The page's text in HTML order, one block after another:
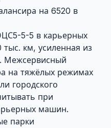
на 6520 в
5-5 в карьерных
тыс. км, усиленная из
Межсервисный
на тяжёлых режимах
городского
при
машин.
парки